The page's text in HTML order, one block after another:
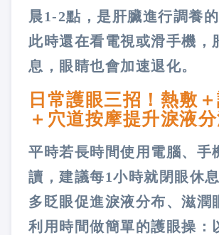
晨1-2點，是肝臟進行調養
此時還在看電視或滑手機，
息，眼睛也會加速退化。
日常護眼三招！熱敷
＋穴道按摩提升淚液
平時若長時間使用電腦、手
讀，建議每1小時就閉眼休
多眨眼促進淚液分布、滋潤
利用時間做簡單的護眼操：